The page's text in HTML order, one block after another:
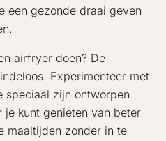
een gezonde draai geven
airfryer doen? De
Experimenteer met
speciaal zijn ontworpen
kunt genieten van beter
maaltijden zonder in te